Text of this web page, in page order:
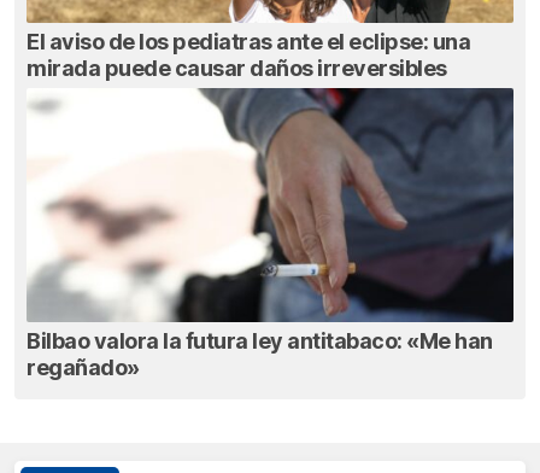
El aviso de los pediatras ante el eclipse: una
mirada puede causar daños irreversibles
Bilbao valora la futura ley antitabaco: «Me han
regañado»